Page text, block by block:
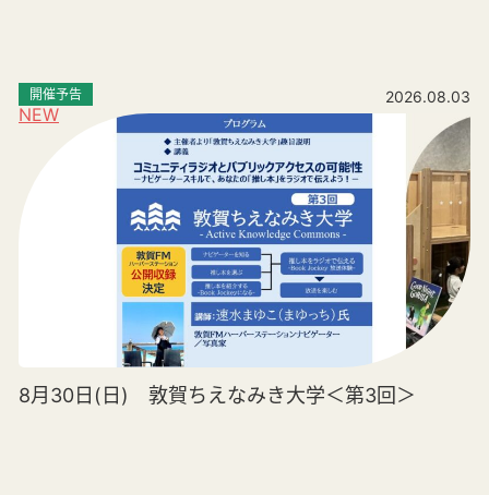
NEW
開催予告 2026.08.03
8月30日(日) 敦賀ちえなみき大学＜第3回＞